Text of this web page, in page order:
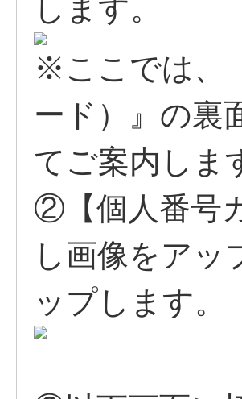
します。
※ここでは、
ード）』の裏
てご案内しま
②【個人番号
し画像をアッ
ップします。